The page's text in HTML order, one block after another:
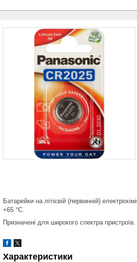
Батарейки на літієвій (первинній)
+65 °C.
Призначені для широкого спектра пристроїв.
Характеристики